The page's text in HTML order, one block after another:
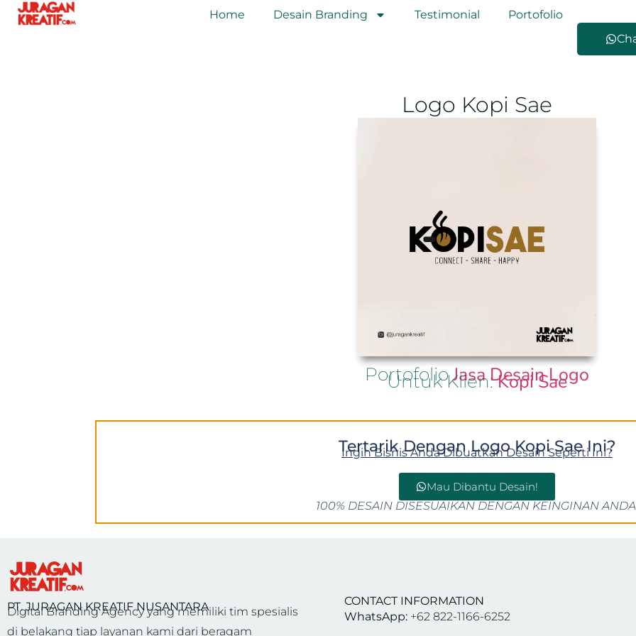
Home Desain Branding Testimonial
Portofolio
Logo Kopi Sae
PortofolioJasa Desain Logo
Untuk Klien:Kopi Sae
Tertarik Dengan Logo Kopi Sae Ini?
Ingin Bisnis Anda Dibuatkan Desain Seperti Ini?
Mau Dibantu Desain!
100% DESAIN DISESUAIKAN DENGAN KEINGINAN
PT. JURAGAN KREATIF NUSANTARA
Digital Branding Agency yang memiliki tim spesialis
di belakang tiap layanan kami dari beragam
CONTACT INFORMATION
WhatsApp: +62 822-1166-6252